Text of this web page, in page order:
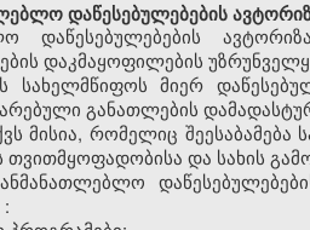
დაწესებულებების
დაწესებულებების
დაკმაყოფილების
მიერ
განათლების
მისია, რომელიც
თვითმყოფადობისა და სახის
: